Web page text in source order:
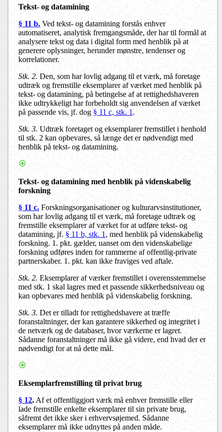
Tekst- og datamining
§ 11 b.Ved tekst- og datamining forstås enhver
automatiseret, analytisk fremgangsmåde, der har til formål at
analysere tekst og data i digital form med henblik på at
generere oplysninger, herunder mønstre, tendenser og
korrelationer.
Stk. 2. Den, som har lovlig adgang til et værk, må foretage
udtræk og fremstille eksemplarer af værket med henblik på
tekst- og datamining, på betingelse af at rettighedshaveren
ikke udtrykkeligt har forbeholdt sig anvendelsen af værket
på passende vis, jf. dog § 11 c, stk. 1.
Stk. 3. Udtræk foretaget og eksemplarer fremstillet i henhold
til stk. 2 kan opbevares, så længe det er nødvendigt med
henblik på tekst- og datamining.
Tekst- og datamining med henblik på videnskabelig
forskning
§ 11 c.Forskningsorganisationer og kulturarvsinstitutioner,
som har lovlig adgang til et værk, må foretage udtræk og
fremstille eksemplarer af værket for at udføre tekst- og
datamining, jf.§ 11 b, stk. 1, med henblik på videnskabelig
forskning. 1. pkt. gælder, uanset om den videnskabelige
forskning udføres inden for rammerne af offentlig-private
partnerskaber. 1. pkt. kan ikke fraviges ved aftale.
Stk. 2. Eksemplarer af værker fremstillet i overensstemmelse
med stk. 1 skal lagres med et passende sikkerhedsniveau og
kan opbevares med henblik på videnskabelig forskning.
Stk. 3. Det er tilladt for rettighedshavere at træffe
foranstaltninger, der kan garantere sikkerhed og integritet i
de netværk og de databaser, hvor værkerne er lagret.
Sådanne foranstaltninger må ikke gå videre, end hvad der er
nødvendigt for at nå dette mål.
Eksemplarfremstilling til privat brug
§ 12. Af et offentliggjort værk må enhver fremstille eller
lade fremstille enkelte eksemplarer til sin private brug,
såfremt det ikke sker i erhvervsøjemed. Sådanne
eksemplarer må ikke udnyttes på anden måde.